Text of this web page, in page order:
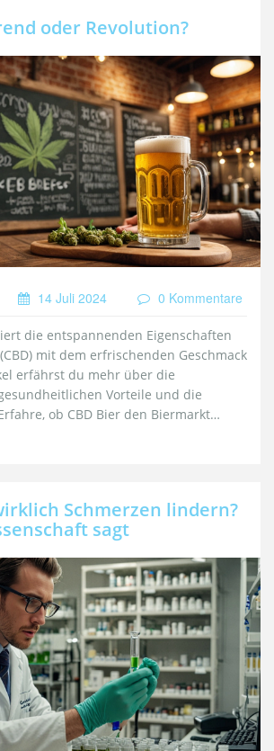
oder Revolution?
14 Juli 2024 0 Kommentare
die entspannenden Eigenschaften
mit dem erfrischenden Geschmack
erfährst du mehr über die
Vorteile und die
ob CBD Bier den Biermarkt
oder nur ein kurzlebiger Trend ist.
Schmerzen lindern?
sagt